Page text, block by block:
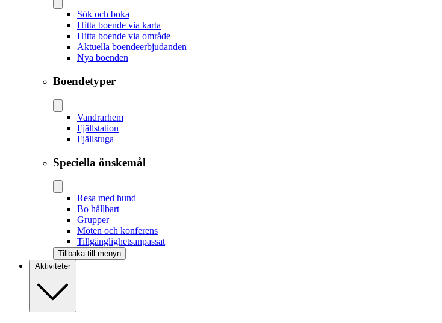
Sök och boka
Hitta boende via karta
Hitta boende via område
Aktuella boendeerbjudanden
Nya boenden
Boendetyper
Vandrarhem
Fjällstation
Fjällstuga
Speciella önskemål
Resa med hund
Bo hållbart
Grupper
Möten och konferens
Tillgänglighetsanpassat
Tillbaka till menyn
Aktiviteter